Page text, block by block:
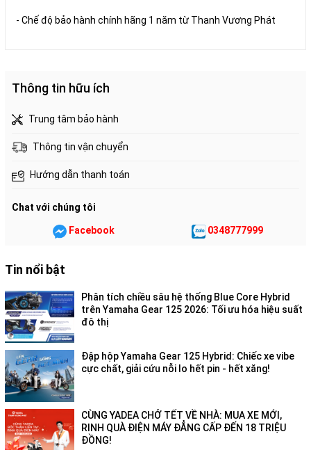
- Chế độ bảo hành chính hãng 1 năm từ Thanh Vương Phát
Thông tin hữu ích
Trung tâm bảo hành
Thông tin vận chuyển
Hướng dẫn thanh toán
Chat với chúng tôi
Facebook 0348777999
Tin nổi bật
Phân tích chiều sâu hệ thống Blue Core Hybrid
trên Yamaha Gear 125 2026: Tối ưu hóa hiệu suất
đô thị
Đập hộp Yamaha Gear 125 Hybrid: Chiếc xe vibe
cực chất, giải cứu nỗi lo hết pin - hết xăng!
CÙNG YADEA CHỞ TẾT VỀ NHÀ: MUA XE MỚI,
RINH QUÀ ĐIỆN MÁY ĐẲNG CẤP ĐẾN 18 TRIỆU
ĐỒNG!